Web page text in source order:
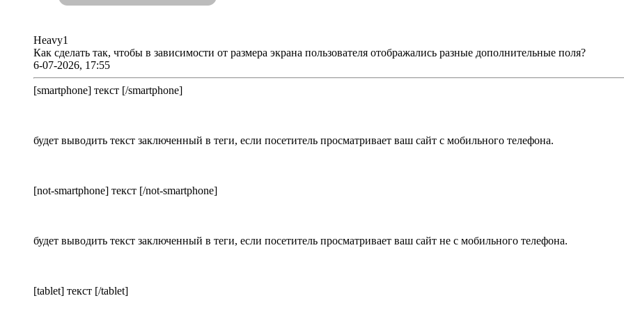
Heavy1
Как сделать так, чтобы в зависимости от размера экрана пользователя отображались разные дополнительные поля?
6-07-2026, 17:55
[smartphone] текст [/smartphone]
будет выводить текст заключенный в теги, если посетитель просматривает ваш сайт с мобильного телефона.
[not-smartphone] текст [/not-smartphone]
будет выводить текст заключенный в теги, если посетитель просматривает ваш сайт не с мобильного телефона.
[tablet] текст [/tablet]